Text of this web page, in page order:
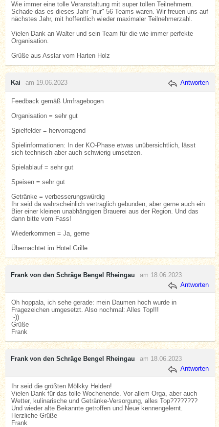
Wie immer eine tolle Veranstaltung mit super tollen Teilnehmern.
Schade das es dieses Jahr "nur" 56 Teams waren. Wir freuen uns auf
nächstes Jahr, mit hoffentlich wieder maximaler Teilnehmerzahl.
Vielen Dank an Walter und sein Team für die wie immer perfekte
Organisation.
Grüße aus Asslar vom Harten Holz
Kai am 19.06.2023 Antworten
Feedback gemäß Umfragebogen
Organisation = sehr gut
Spielfelder = hervorragend
Spielinformationen: In der KO-Phase etwas unübersichtlich, lässt
sich technisch aber auch schwierig umsetzen.
Spielablauf = sehr gut
Speisen = sehr gut
Getränke = verbesserungswürdig
Ihr seid da wahrscheinlich vertraglich gebunden, aber gerne auch ein
Bier einer kleinen unabhängigen Brauerei aus der Region. Und das
dann bitte vom Fass!
Wiederkommen = Ja, gerne
Übernachtet im Hotel Grille
Frank von den Schräge Bengel Rheingau
am 18.06.2023
Antworten
Oh hoppala, ich sehe gerade: mein Daumen hoch wurde in
Fragezeichen umgesetzt. Also nochmal: Alles Top!!!
:-))
Grüße
Frank
Frank von den Schräge Bengel Rheingau
am 18.06.2023
Antworten
Ihr seid die größten Mölkky Helden!
Vielen Dank für das tolle Wochenende. Vor allem Orga, aber auch
Wetter, kulinarische und Getränke-Versorgung, alles Top????????
Und wieder alte Bekannte getroffen und Neue kennengelernt.
Herzliche Grüße
Frank